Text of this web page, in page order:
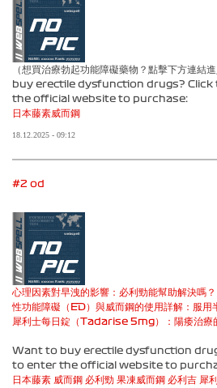
（想買治療勃起功能障礙藥物？點擊下方連
buy erectile dysfunction drugs?
the official website to purchase:
日本藤素威而鋼
18.12.2025 - 09:12
#2 od
心理因素對早洩的影響：必利勁能幫助解決嗎？
性功能障礙（ED）與威而鋼的使用詳解：服用
犀利士每日錠（Tadarise 5mg）：陽痿治療
Want to buy erectile dysfunction
to enter the official website to
日本藤素 威而鋼 必利勁 果凍威而鋼 必利吉 犀